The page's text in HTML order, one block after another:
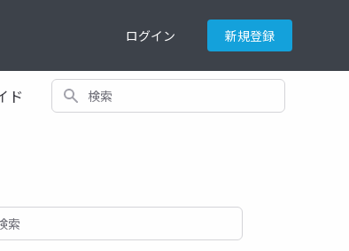
ログイン 新規登録
ド 検索